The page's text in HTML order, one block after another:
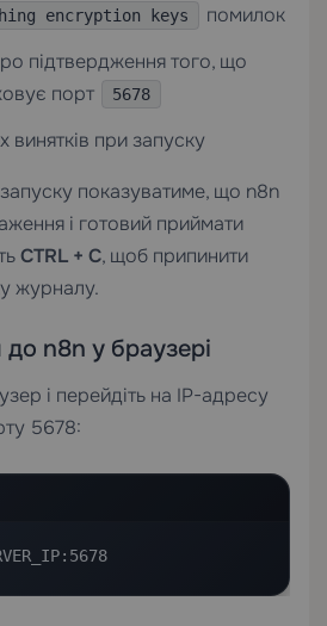
encryption keys
помилок
підтвердження того, що
порт
5678
винятків при запуску
показуватиме, що n8n
і готовий приймати
CTRL + C, щоб припинити
журналу.
n8n у браузері
і перейдіть на IP-адресу
5678: